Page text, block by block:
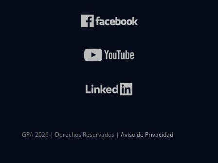
GPA 2026 | Derechos Reservados | Aviso de Privacidad